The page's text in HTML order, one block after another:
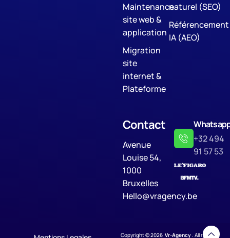
Maintenance
site web &
application
Migration
site
internet &
Plateforme
naturel (SEO)
Référencement
IA (AEO)
Contact
Avenue
Louise 54,
1000
Bruxelles
Hello@vragency.be
+32 494
91 57 53
Copyright © 2026 Vr-Agency. All rights